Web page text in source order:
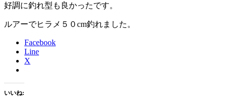
好調に釣れ型も良かったです。
ルアーでヒラメ５０cm釣れました。
Facebook
Line
X
いいね: